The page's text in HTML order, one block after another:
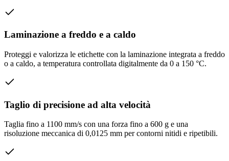
Laminazione a freddo e a caldo
Proteggi e valorizza le etichette con la laminazione integrata a freddo
o a caldo, a temperatura controllata digitalmente da 0 a 150 °C.
Taglio di precisione ad alta velocità
Taglia fino a 1100 mm/s con una forza fino a 600 g e una
risoluzione meccanica di 0,0125 mm per contorni nitidi e ripetibili.